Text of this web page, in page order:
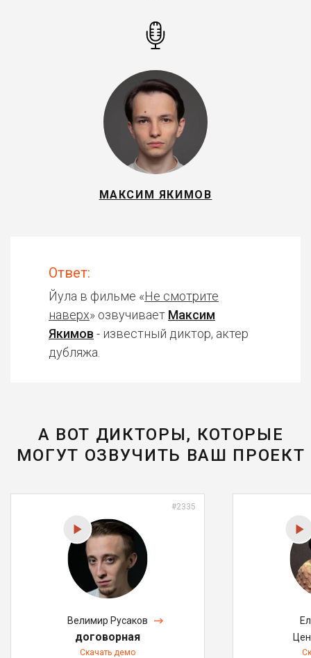
МАКСИМ ЯКИМОВ
Ответ:
Йула в фильме «Не смотрите
наверх» озвучивает Максим
Якимов - известный диктор, актер
дубляжа.
А ВОТ ДИКТОРЫ, КОТОРЫЕ
МОГУТ ОЗВУЧИТЬ ВАШ ПРОЕКТ
#2335
Велимир Русаков
договорная
Скачать демо